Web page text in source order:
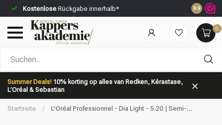
KostenloseRückgabe innerhalb* Vor 23:59 Uhr
8.9
0
Summer Deals! 10% korting op alles van Redken, Kérastase,
L’Oréal & Sebastian
Nach welcher Kategorie suchst du?
Startseite /
L'Oréal Professionnel - Dia Light - 5.20 | Semi-